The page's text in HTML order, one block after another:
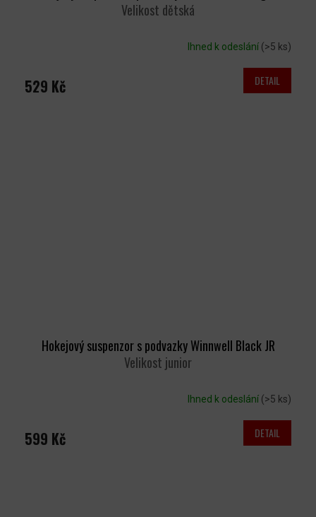
Velikost dětská
Ihned k odeslání (>5 ks)
529 Kč DETAIL
Hokejový suspenzor s podvazky Winnwell Black JR
Velikost junior
Ihned k odeslání (>5 ks)
599 Kč DETAIL